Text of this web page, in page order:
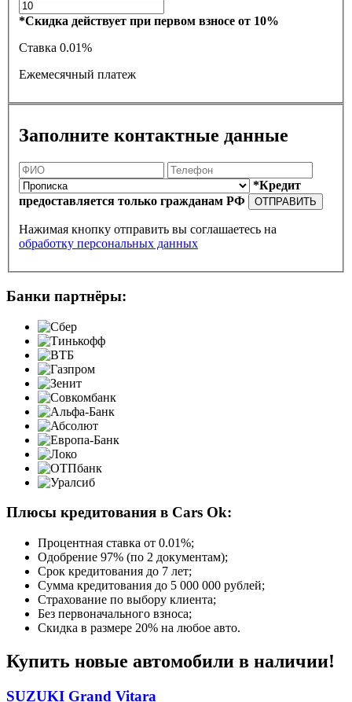
*Скидка действует при первом взносе от 10%
Ставка 0.01%
Ежемесячный платеж
Заполните контактные данные
*Кредит
предоставляется только гражданам РФ
ОТПРАВИТЬ
Нажимая кнопку отправить вы соглашаетесь на
обработку персональных данных
Банки партнёры:
Плюсы кредитования в Cars Ok:
Процентная ставка от 0.01%;
Одобрение 97% (по 2 документам);
Срок кредитования до 7 лет;
Сумма кредитования до 5 000 000 рублей;
Страхование по выбору клиента;
Без первоначального взноса;
Скидка в размере 20% на любое авто.
Купить новые автомобили в наличии!
SUZUKI Grand Vitara